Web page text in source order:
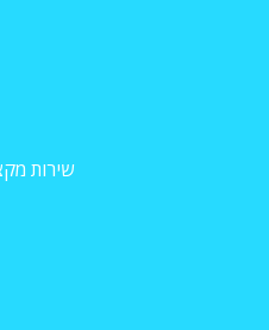
שירות